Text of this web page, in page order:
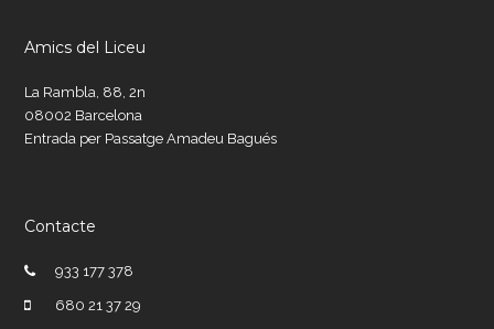
Amics del Liceu
La Rambla, 88, 2n
08002 Barcelona
Entrada per Passatge Amadeu Bagués
Contacte
933 177 378
680 21 37 29